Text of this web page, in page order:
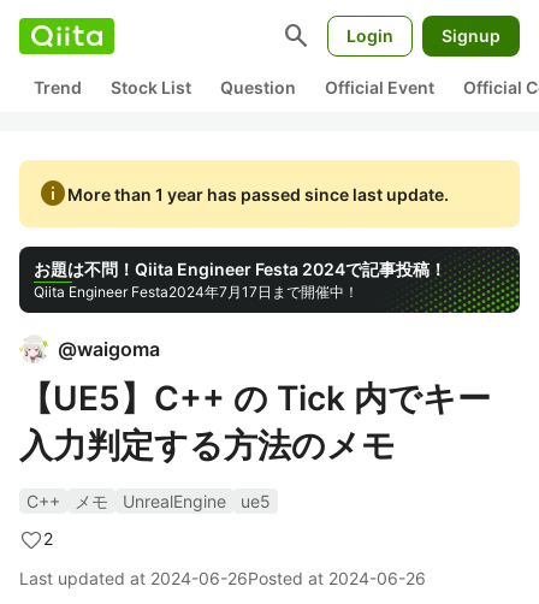
search Login Signup
Trend Stock List Question Official Event Official
infoMore than 1 year has passed since last update.
お題は不問！Qiita Engineer Festa 2024で記事投稿！
Qiita Engineer Festa2024年7月17日まで開催中！
@waigoma
【UE5】C++ の Tick 内でキー
入力判定する方法のメモ
C++ メモ UnrealEngine
ue5
2
Last updated at 2024-06-26Posted at 2024-06-26